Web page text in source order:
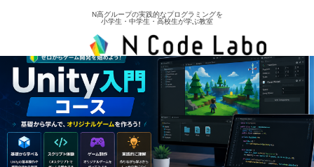
N高グループの実践的なプログラミングを
小学生・中学生・高校生が学ぶ教室
Unity入門コース